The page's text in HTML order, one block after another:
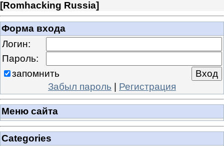
[Romhacking Russia]
Форма входа
Логин:
Пароль:
запомнить
Забыл пароль | Регистрация
Меню сайта
Categories